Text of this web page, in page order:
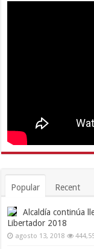
Popular Recent
Alcaldía continúa
Libertador 2018
agosto 13, 2018